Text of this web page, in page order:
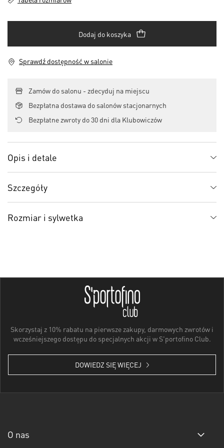
Dodaj do koszyka
Sprawdź dostępność w salonie
Zamów do salonu - zdecyduj na miejscu
Bezpłatna dostawa do salonów stacjonarnych
Bezpłatne zwroty do 30 dni dla Klubowiczów
Opis i detale
Szczegóły
Rozmiar i sylwetka
Skorzystaj z 10% rabatu na pierwsze zakupy, darmowych zwrotów i
wcześniejszego dostępu do specjalnych akcji w S'portofino Club.
DOWIEDZ SIĘ WIĘCEJ
O nas